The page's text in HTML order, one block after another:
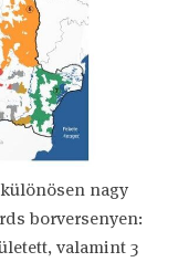
nagy
borversenyen:
valamint 3